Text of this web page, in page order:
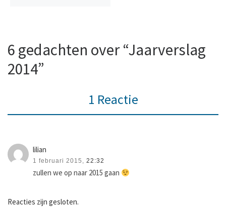
6 gedachten over “Jaarverslag
2014”
1 Reactie
lilian
1 februari 2015, 22:32
zullen we op naar 2015 gaan
Reacties zijn gesloten.